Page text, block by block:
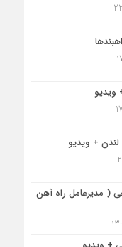
ویدیو
لندن + ویدیو
( مدیرعامل راه آهن